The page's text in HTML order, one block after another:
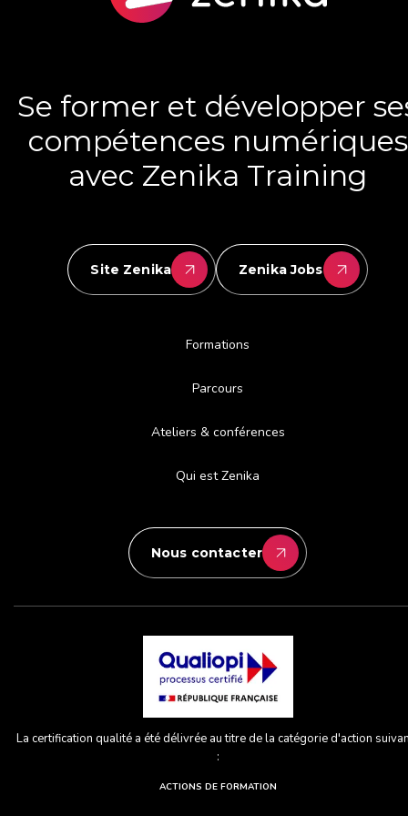
Se former et développer
compétences numériques
avec Zenika Training
Site Zenika Zenika Jobs
Formations
Parcours
Ateliers & conférences
Qui est Zenika
Nous contacter
La certification qualité a été délivrée au titre de la catégorie d'action
:
ACTIONS DE FORMATION